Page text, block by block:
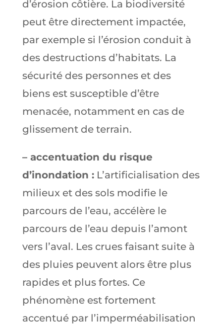
d’érosion côtière. La biodiversité
peut être directement impactée,
par exemple si l’érosion conduit à
des destructions d’habitats. La
sécurité des personnes et des
biens est susceptible d’être
menacée, notamment en cas de
glissement de terrain.
– accentuation du risque
d’inondation :L’artificialisation des
milieux et des sols modifie le
parcours de l’eau, accélère le
parcours de l’eau depuis l’amont
vers l’aval. Les crues faisant suite à
des pluies peuvent alors être plus
rapides et plus fortes. Ce
phénomène est fortement
accentué par l’imperméabilisation